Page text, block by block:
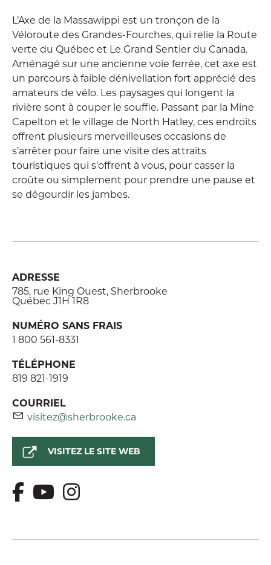
L’Axe de la Massawippi est un tronçon de la
Véloroute des Grandes-Fourches, qui relie la Route
verte du Québec et Le Grand Sentier du Canada.
Aménagé sur une ancienne voie ferrée, cet axe est
un parcours à faible dénivellation fort apprécié des
amateurs de vélo. Les paysages qui longent la
rivière sont à couper le souffle. Passant par la Mine
Capelton et le village de North Hatley, ces endroits
offrent plusieurs merveilleuses occasions de
s’arrêter pour faire une visite des attraits
touristiques qui s’offrent à vous, pour casser la
croûte ou simplement pour prendre une pause et
se dégourdir les jambes.
ADRESSE
785, rue King Ouest, Sherbrooke
Québec J1H 1R8
NUMÉRO SANS FRAIS
1 800 561-8331
TÉLÉPHONE
819 821-1919
COURRIEL
visitez@sherbrooke.ca
VISITEZ LE SITE WEB